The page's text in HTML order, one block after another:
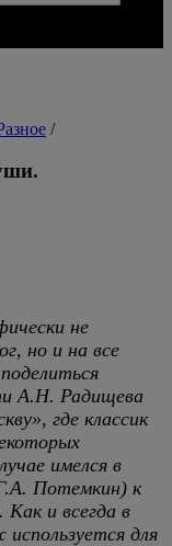
/
не
но и на все
А.Н. Радищева
где классик
имелся в
Потемкин) к
и всегда в
для